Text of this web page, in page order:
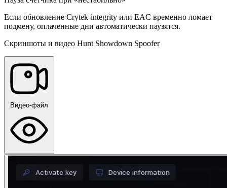
Если обновление Crytek-integrity или EAC временно ломает
подмену, оплаченные дни автоматически паузятся.
Скриншоты и видео Hunt Showdown Spoofer
Видео-файл